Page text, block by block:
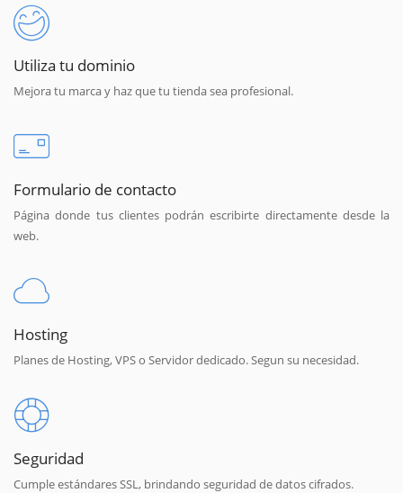
Utiliza tu dominio
Mejora tu marca y haz que tu tienda sea profesional.
Formulario de contacto
Página donde tus clientes podrán escribirte directamente desde la
web.
Hosting
Planes de Hosting, VPS o Servidor dedicado. Segun su necesidad.
Seguridad
Cumple estándares SSL, brindando seguridad de datos cifrados.